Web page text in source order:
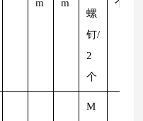
m
m
螺
钉/
2
个
个
M